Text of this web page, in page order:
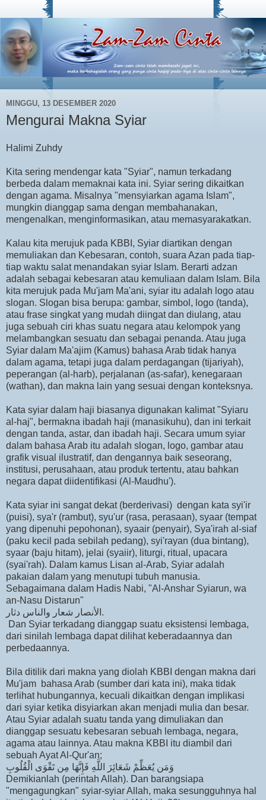
MINGGU, 13 DESEMBER 2020
Mengurai Makna Syiar
Halimi Zuhdy
Kita sering mendengar kata "Syiar", namun terkadang
berbeda dalam memaknai kata ini. Syiar sering dikaitkan
dengan agama. Misalnya "mensyiarkan agama Islam",
mungkin dianggap sama dengan membahanakan,
mengenalkan, menginformasikan, atau memasyarakatkan.
Kalau kita merujuk pada KBBI, Syiar diartikan dengan
memuliakan dan Kebesaran, contoh, suara Azan pada tiap-
tiap waktu salat menandakan syiar Islam. Berarti adzan
adalah sebagai kebesaran atau kemuliaan dalam Islam. Bila
kita merujuk pada Mu'jam Ma'ani, syiar itu adalah logo atau
slogan. Slogan bisa berupa: gambar, simbol, logo (tanda),
atau frase singkat yang mudah diingat dan diulang, atau
juga sebuah ciri khas suatu negara atau kelompok yang
melambangkan sesuatu dan sebagai penanda. Atau juga
Syiar dalam Ma'ajim (Kamus) bahasa Arab tidak hanya
dalam agama, tetapi juga dalam perdagangan (tijariyah),
peperangan (al-harb), perjalanan (as-safar), kenegaraan
(wathan), dan makna lain yang sesuai dengan konteksnya.
Kata syiar dalam haji biasanya digunakan kalimat "Syiaru
al-haj", bermakna ibadah haji (manasikuhu), dan ini terkait
dengan tanda, astar, dan ibadah haji. Secara umum syiar
dalam bahasa Arab itu adalah slogan, logo, gambar atau
grafik visual ilustratif, dan dengannya baik seseorang,
institusi, perusahaan, atau produk tertentu, atau bahkan
negara dapat diidentifikasi (Al-Maudhu').
Kata syiar ini sangat dekat (berderivasi) dengan kata syi'ir
(puisi), sya'r (rambut), syu'ur (rasa, perasaan), syaar (tempat
yang dipenuhi pepohonan), syaair (penyair), Sya'irah al-siaf
(paku kecil pada sebilah pedang), syi'rayan (dua bintang),
syaar (baju hitam), jelai (syaiir), liturgi, ritual, upacara
(syai'rah). Dalam kamus Lisan al-Arab, Syiar adalah
pakaian dalam yang menutupi tubuh manusia.
Sebagaimana dalam Hadis Nabi, "Al-Anshar Syiarun, wa
an-Nasu Distarun"
الأنصار شعار والناس دثار.
Dan Syiar terkadang dianggap suatu eksistensi lembaga,
dari sinilah lembaga dapat dilihat keberadaannya dan
perbedaannya.
Bila ditilik dari makna yang diolah KBBI dengan makna dari
Mu'jam bahasa Arab (sumber dari kata ini), maka tidak
terlihat hubungannya, kecuali dikaitkan dengan implikasi
dari syiar ketika disyiarkan akan menjadi mulia dan besar.
Atau Syiar adalah suatu tanda yang dimuliakan dan
dianggap sesuatu kebesaran sebuah lembaga, negara,
agama atau lainnya. Atau makna KBBI itu diambil dari
sebuah Ayat Al-Qur'an;
وَمَن يُعَظِّمْ شَعَائِرَ اللَّهِ فَإِنَّهَا مِن تَقْوَى الْقُلُوبِ
Demikianlah (perintah Allah). Dan barangsiapa
"mengagungkan" syiar-syiar Allah, maka sesungguhnya hal